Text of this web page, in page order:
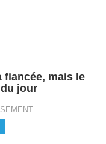
fiancée, mais le
jour